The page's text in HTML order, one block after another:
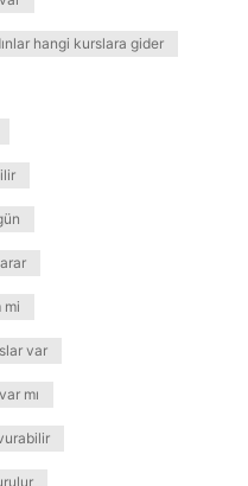
hangi kurslara gider
mi
var
mı